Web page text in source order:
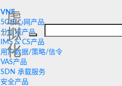
|
虚
拟
化
VNF
5G核心网产品
分组域产品
IMS & CS产品
用户数据/策略/信令
VAS产品
SDN 承载服务
安全产品